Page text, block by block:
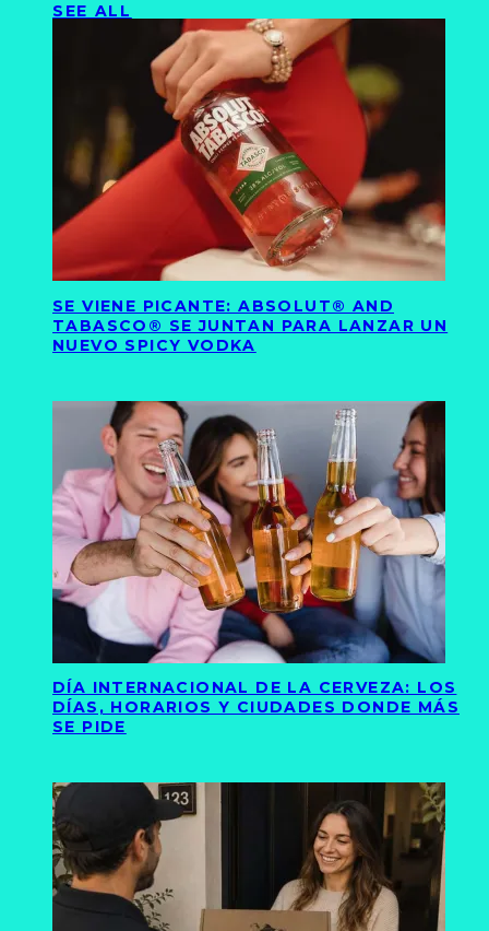
SEE ALL
SE VIENE PICANTE: ABSOLUT® AND
TABASCO® SE JUNTAN PARA LANZAR UN
NUEVO SPICY VODKA
DÍA INTERNACIONAL DE LA CERVEZA: LOS
DÍAS, HORARIOS Y CIUDADES DONDE MÁS
SE PIDE